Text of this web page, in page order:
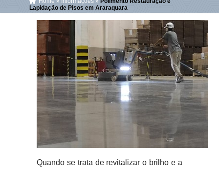
Lapidação de Pisos em Araraquara
Quando se trata de revitalizar o brilho e a